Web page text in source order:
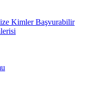
Kimler Başvurabilir